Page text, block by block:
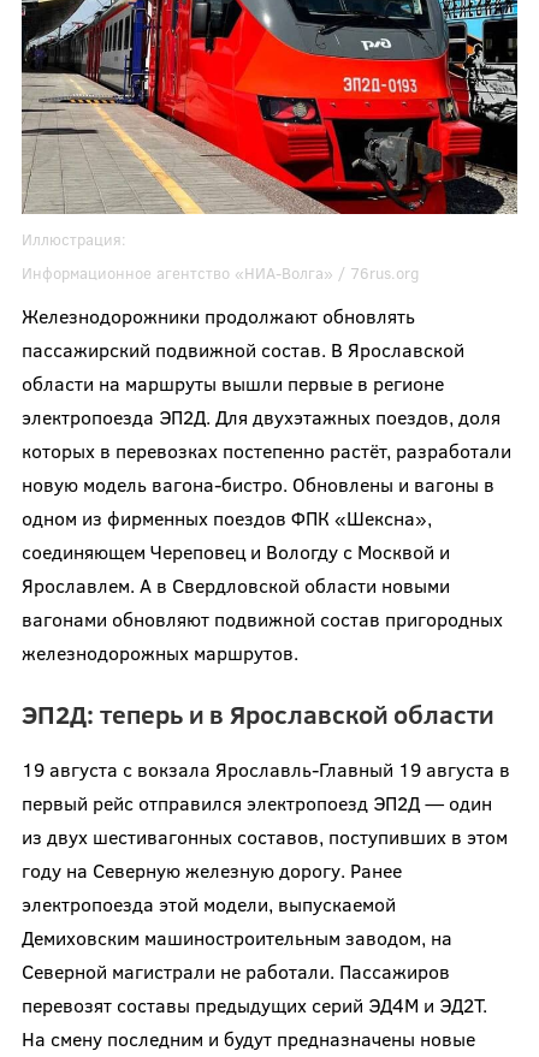
Иллюстрация:
Информационное агентство «НИА-Волга» / 76rus.org
Железнодорожники продолжают обновлять
пассажирский подвижной состав. В Ярославской
области на маршруты вышли первые в регионе
электропоезда ЭП2Д. Для двухэтажных поездов, доля
которых в перевозках постепенно растёт, разработали
новую модель вагона-бистро. Обновлены и вагоны в
одном из фирменных поездов ФПК «Шексна»,
соединяющем Череповец и Вологду с Москвой и
Ярославлем. А в Свердловской области новыми
вагонами обновляют подвижной состав пригородных
железнодорожных маршрутов.
ЭП2Д: теперь и в Ярославской области
19 августа с вокзала Ярославль-Главный 19 августа в
первый рейс отправился электропоезд ЭП2Д — один
из двух шестивагонных составов, поступивших в этом
году на Северную железную дорогу. Ранее
электропоезда этой модели, выпускаемой
Демиховским машиностроительным заводом, на
Северной магистрали не работали. Пассажиров
перевозят составы предыдущих серий ЭД4М и ЭД2Т.
На смену последним и будут предназначены новые